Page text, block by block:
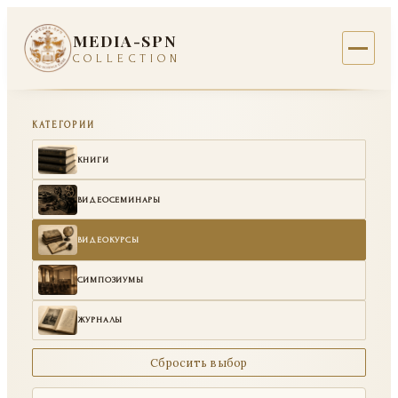
MEDIA-SPN
COLLECTION
КАТЕГОРИИ
КНИГИ
ВИДЕОСЕМИНАРЫ
ВИДЕОКУРСЫ
СИМПОЗИУМЫ
ЖУРНАЛЫ
Сбросить выбор